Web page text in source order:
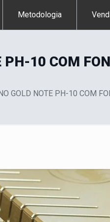
Metodologia
10 COM
GOLD NOTE PH-10 COM